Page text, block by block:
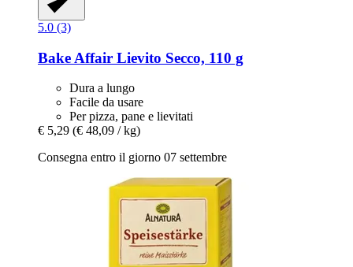
5.0 (3)
Bake Affair Lievito Secco, 110 g
Dura a lungo
Facile da usare
Per pizza, pane e lievitati
€ 5,29 (€ 48,09 / kg)
Consegna entro il giorno 07 settembre